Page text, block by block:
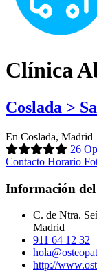
Clínica
Coslada >
En Coslada, Madrid
26
Contacto Horario
Información del
C. de Ntra.
Madrid
911 64 12 32
http://